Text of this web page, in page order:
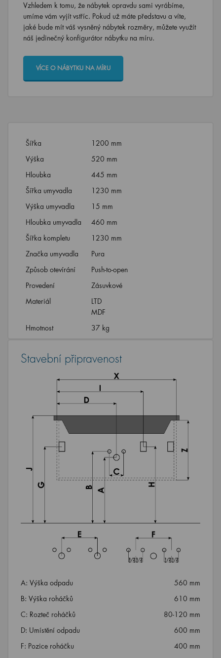
Vzhledem k tomu, že nábytek opravdu sami vyrábíme,
umíme vám vyjít vstříc. Pokud už máte představu a víte,
jaké bude mít váš vysněný nábytek rozměry, můžete využít
náš jedinečný konfigurátor nábytku na míru.
VÍCE O NÁBYTKU NA MÍRU
Šířka
1200 mm
Výška
520 mm
Hloubka
445 mm
Šířka umyvadla
1230 mm
Výška umyvadla
15 mm
Hloubka umyvadla
460 mm
Šířka kompletu
1230 mm
Značka umyvadla
Pura
Způsob otevírání
Push-to-open
Provedení
Zásuvkové
Materiál
LTD
MDF
Hmotnost
37 kg
Stavební připravenost
A: Výška odpadu
560 mm
B: Výška roháčků
610 mm
C: Rozteč roháčků
80-120 mm
D: Umístění odpadu
600 mm
F: Pozice roháčku
400 mm